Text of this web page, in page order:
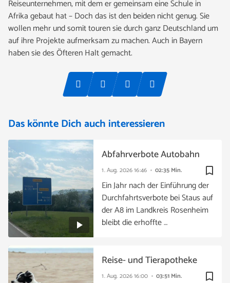
Reiseunternehmen, mit dem er gemeinsam eine Schule in
Afrika gebaut hat – Doch das ist den beiden nicht genug. Sie
wollen mehr und somit touren sie durch ganz Deutschland um
auf ihre Projekte aufmerksam zu machen. Auch in Bayern
haben sie des Öfteren Halt gemacht.
Das könnte Dich auch interessieren
bookmark_border
1. Aug. 202616:46 02:35 Min.
Abfahrverbote Autobahn
Ein Jahr nach der Einführung der
Durchfahrtsverbote bei Staus auf
der A8 im Landkreis Rosenheim
bleibt die erhoffte …
bookmark_border
1. Aug. 202616:00 03:51 Min.
Reise- und Tierapotheke